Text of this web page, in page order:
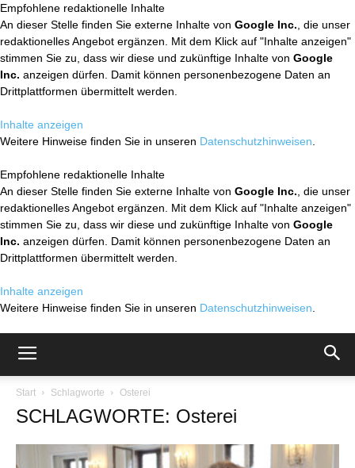
Empfohlene redaktionelle Inhalte
An dieser Stelle finden Sie externe Inhalte von Google Inc. , die unser
redaktionelles Angebot ergänzen. Mit dem Klick auf "Inhalte anzeigen"
stimmen Sie zu, dass wir diese und zukünftige Inhalte von Google
Inc. anzeigen dürfen. Damit können personenbezogene Daten an
Drittplattformen übermittelt werden.
Inhalte anzeigen
Weitere Hinweise finden Sie in unseren Datenschutzhinweisen
Empfohlene redaktionelle Inhalte
An dieser Stelle finden Sie externe Inhalte von Google Inc. , die unser
redaktionelles Angebot ergänzen. Mit dem Klick auf "Inhalte anzeigen"
stimmen Sie zu, dass wir diese und zukünftige Inhalte von Google
Inc. anzeigen dürfen. Damit können personenbezogene Daten an
Drittplattformen übermittelt werden.
Inhalte anzeigen
Weitere Hinweise finden Sie in unseren Datenschutzhinweisen
Start Schlagworte Osterei
SCHLAGWORTE: Osterei